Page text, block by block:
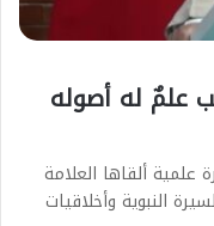
علمٌ له أصوله
ألقاها العلامة
النبوية وأخلاقيات